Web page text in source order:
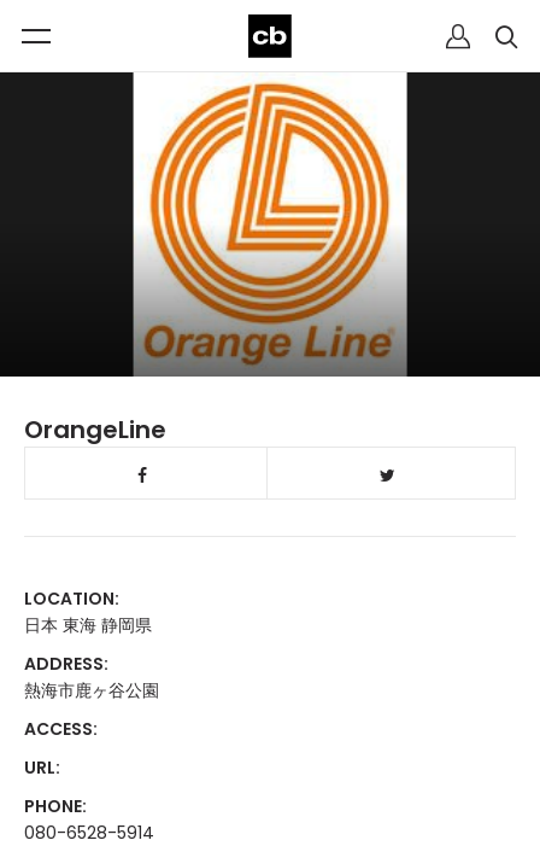
OrangeLine
LOCATION:
日本 東海 静岡県
ADDRESS:
熱海市鹿ヶ谷公園
ACCESS:
URL:
PHONE:
080-6528-5914